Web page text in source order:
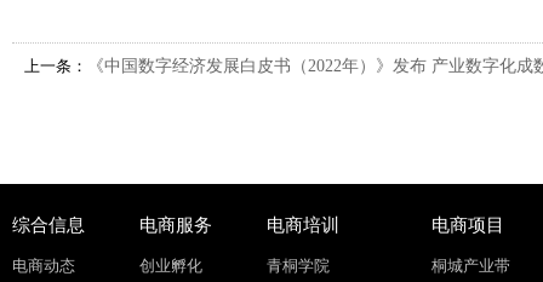
上一条： 《中国数字经济发展白皮书（2022年）》发布 产业数字化成
综合信息
电商动态
电商服务
创业孵化
电商培训
青桐学院
电商项目
桐城产业带